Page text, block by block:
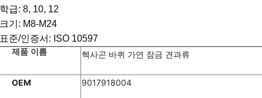
급: 8, 10, 12
기: M8-M24
준/인증서: ISO 10597
제품 이름 헥사곤 바퀴 가연 잠금 견과류
OEM 9017918004